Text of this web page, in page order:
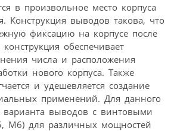
в произвольное место корпуса
Конструкция выводов такова, что
фиксацию на корпусе после
обеспечивает
числа и расположения
нового корпуса. Также
и удешевляется создание
применений. Для данного
варианта выводов с винтовыми
М6) для различных мощностей